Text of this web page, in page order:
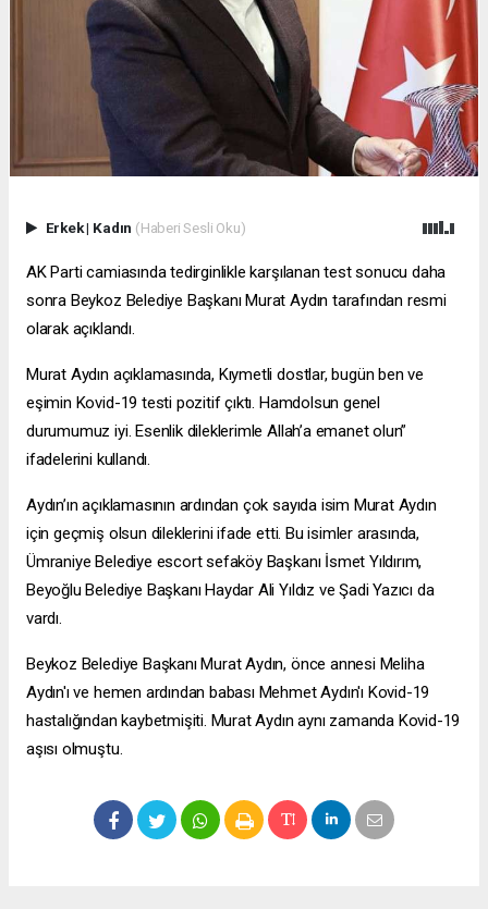
Erkek| Kadın (Haberi Sesli Oku)
AK Parti camiasında tedirginlikle karşılanan test sonucu daha
sonra Beykoz Belediye Başkanı Murat Aydın tarafından resmi
olarak açıklandı.
Murat Aydın açıklamasında, Kıymetli dostlar, bugün ben ve
eşimin Kovid-19 testi pozitif çıktı. Hamdolsun genel
durumumuz iyi. Esenlik dileklerimle Allah’a emanet olun”
ifadelerini kullandı.
Aydın’ın açıklamasının ardından çok sayıda isim Murat Aydın
için geçmiş olsun dileklerini ifade etti. Bu isimler arasında,
Ümraniye Belediye escort sefaköyBaşkanı İsmet Yıldırım,
Beyoğlu Belediye Başkanı Haydar Ali Yıldız ve Şadi Yazıcı da
vardı.
Beykoz Belediye Başkanı Murat Aydın, önce annesi Meliha
Aydın'ı ve hemen ardından babası Mehmet Aydın'ı Kovid-19
hastalığından kaybetmişiti. Murat Aydın aynı zamanda Kovid-19
aşısı olmuştu.